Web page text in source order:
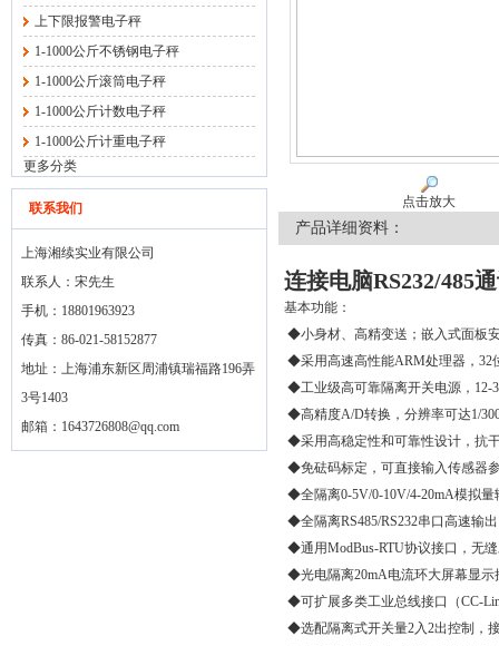
上下限报警电子秤
1-1000公斤不锈钢电子秤
1-1000公斤滚筒电子秤
1-1000公斤计数电子秤
1-1000公斤计重电子秤
更多分类
联系我们
上海湘续实业有限公司
联系人：宋先生
手机：18801963923
传真：86-021-58152877
地址：上海浦东新区周浦镇瑞福路196弄
3号1403
邮箱： 1643726808@qq.com
点击放大
产品详细资料：
连接电脑RS232/485
基本功能：
◆小身材、高精变送；嵌入式面板
◆采用高速高性能ARM处理器，32
◆工业级高可靠隔离开关电源，12-
◆高精度A/D转换，分辨率可达1/
◆采用高稳定性和可靠性设计，抗
◆免砝码标定，可直接输入传感器
◆全隔离0-5V/0-10V/4-20mA模拟
◆全隔离RS485/RS232串口高速输
◆通用ModBus-RTU协议接口，无
◆光电隔离20mA电流环大屏幕显示
◆可扩展多类工业总线接口（CC-
◆选配隔离式开关量2入2出控制，